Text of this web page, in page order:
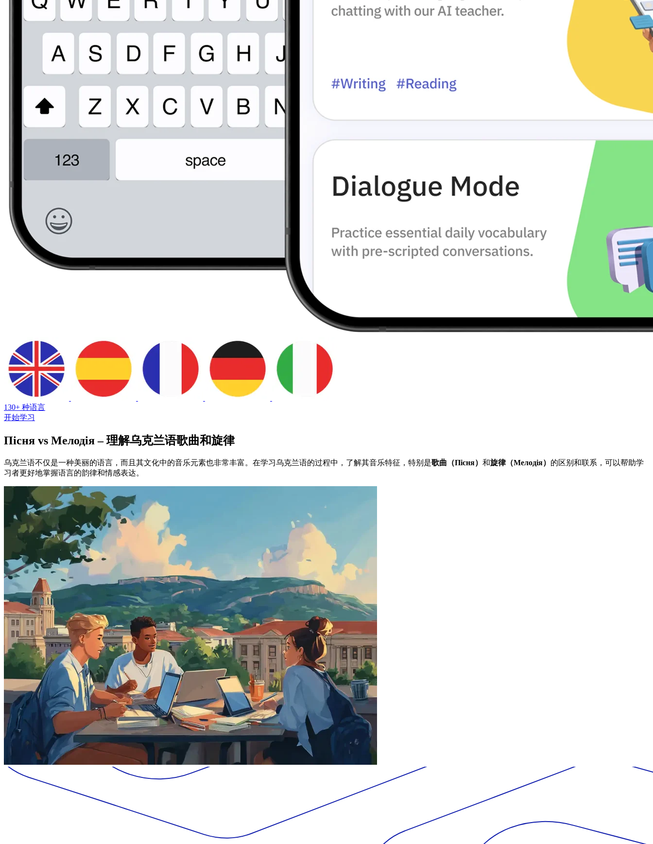
130+ 种语言
开始学习
Пісня vs Мелодія – 理解乌克兰语歌曲和旋律
乌克兰语不仅是一种美丽的语言，而且其文化中的音乐元素也非常丰富。在学习乌克兰语的过程中，了解其音乐特征，特别是歌曲（Пісня） 和旋律（Мелодія） 的区别和联系，可以帮助学
习者更好地掌握语言的韵律和情感表达。